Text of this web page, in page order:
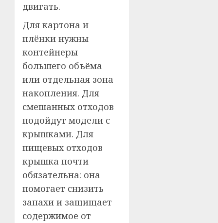
двигать.
Для картона и
плёнки нужны
контейнеры
большего объёма
или отдельная зона
накопления. Для
смешанных отходов
подойдут модели с
крышками. Для
пищевых отходов
крышка почти
обязательна: она
помогает снизить
запахи и защищает
содержимое от